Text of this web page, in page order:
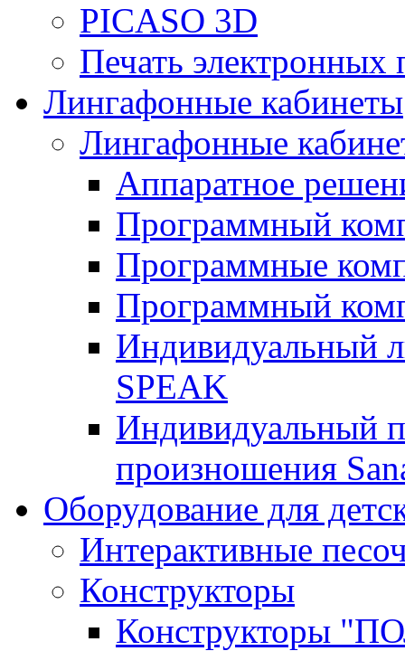
PICASO 3D
Печать электронных
Лингафонные кабинеты
Лингафонные
Аппаратное
Программный
Программные
Программный
Индивидуальный
SPEAK
Индивидуальный
произношения
Оборудование для
Интерактивные
Конструкторы
Конструкторы